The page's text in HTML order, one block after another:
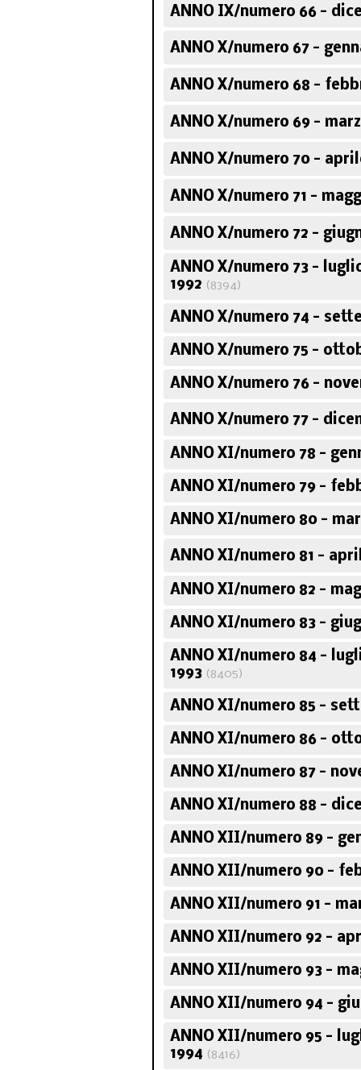
ANNO IX/numero 66 -
ANNO X/numero 67 -
ANNO X/numero 68 -
ANNO X/numero 69 -
ANNO X/numero 70 -
ANNO X/numero 71 -
ANNO X/numero 72 -
ANNO X/numero 73 -
1992 (8394)
ANNO X/numero 74 -
ANNO X/numero 75 -
ANNO X/numero 76 -
ANNO X/numero 77 -
ANNO XI/numero 78 -
ANNO XI/numero 79 -
ANNO XI/numero 80 -
ANNO XI/numero 81 -
ANNO XI/numero 82 -
ANNO XI/numero 83 -
ANNO XI/numero 84 -
1993 (8405)
ANNO XI/numero 85 -
ANNO XI/numero 86 -
ANNO XI/numero 87 -
ANNO XI/numero 88 -
ANNO XII/numero 89 -
ANNO XII/numero 90 -
ANNO XII/numero 91 -
ANNO XII/numero 92 -
ANNO XII/numero 93 -
ANNO XII/numero 94 -
ANNO XII/numero 95 -
1994 (8416)